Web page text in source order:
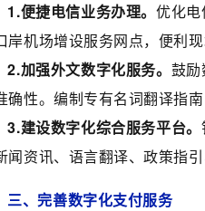
1.便捷电信业务办理。 优化
岸机场增设服务网点，便利现
2.加强外文数字化服务。 鼓
确性。编制专有名词翻译指
3.建设数字化综合服务平台。
闻资讯、语言翻译、政策指
三、完善数字化支付服务